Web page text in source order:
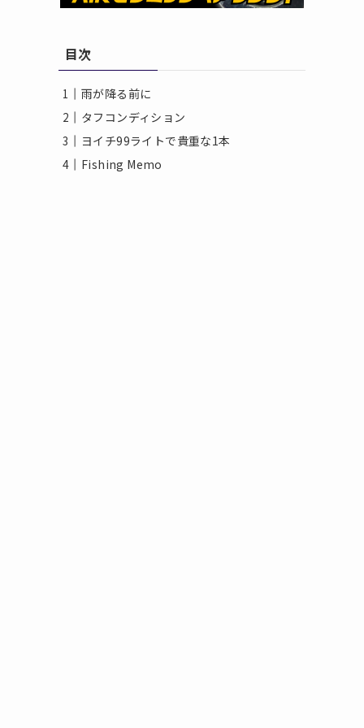
目次
雨が降る前に
タフコンディション
ヨイチ99ライトで貴重な1本
Fishing Memo